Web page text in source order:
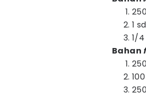
1
1/
Bahan